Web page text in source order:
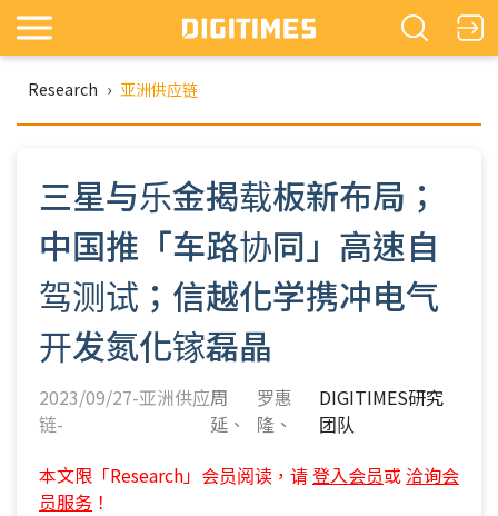
Research › 亚洲供应链
三星与乐金揭载板新布局；
中国推「车路协同」高速自
驾测试；信越化学携冲电气
开发氮化镓磊晶
2023/09/27-亚洲供应
链-
周
延
罗惠
隆
DIGITIMES研究
团队
本文限「Research」会员阅读，请登入会员或 洽询会
员服务 ！